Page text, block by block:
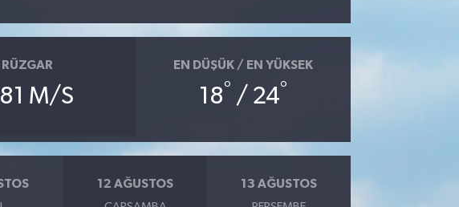
RÜZGAR
M/S
EN DÜŞÜK / EN YÜKSEK
18° / 24°
12 AĞUSTOS 13 AĞUSTOS